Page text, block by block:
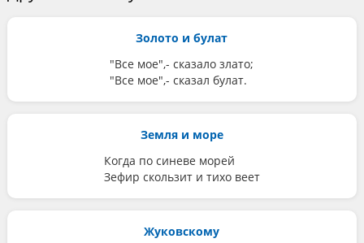
Золото и булат
"Все мое",- сказало злато;
"Все мое",- сказал булат.
Земля и море
Когда по синеве морей
Зефир скользит и тихо веет
Жуковскому